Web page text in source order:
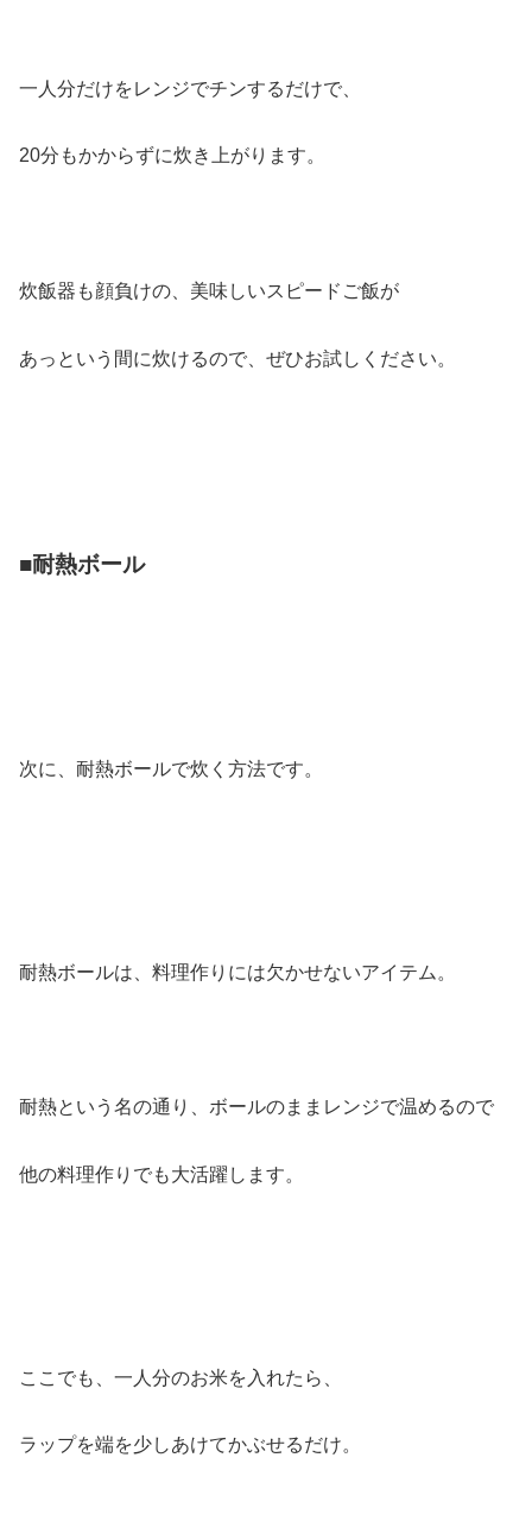
一人分だけをレンジでチンするだけで、
20分もかからずに炊き上がります。
炊飯器も顔負けの、美味しいスピードご飯が
あっという間に炊けるので、ぜひお試しください。
■耐熱ボール
次に、耐熱ボールで炊く方法です。
耐熱ボールは、料理作りには欠かせないアイテム。
耐熱という名の通り、ボールのままレンジで温めるので
他の料理作りでも大活躍します。
ここでも、一人分のお米を入れたら、
ラップを端を少しあけてかぶせるだけ。